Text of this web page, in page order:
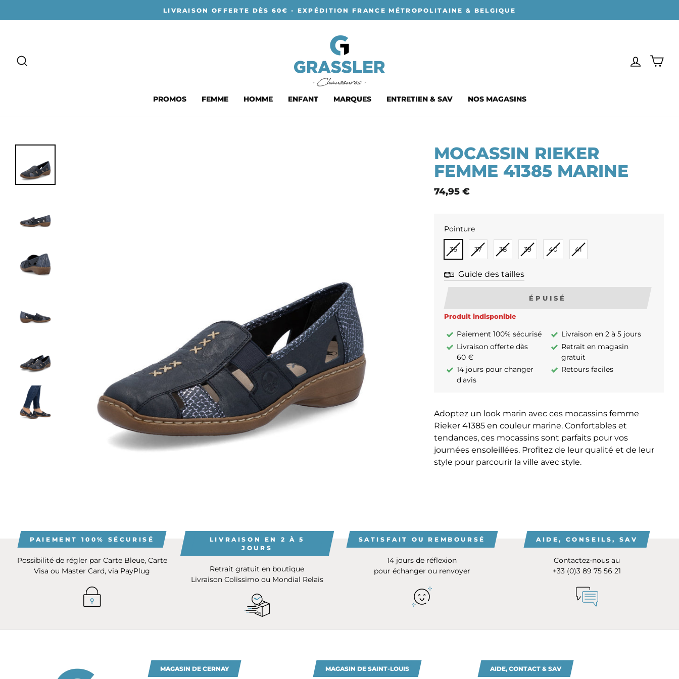
au
LIVRAISON OFFERTE DÈS 60€ - EXPÉDITION FRANCE MÉTROPOLITAINE & BELGIQUE
SE
PROMOS FEMME HOMME ENFANT MARQUES ENTRETIEN & SAV NOS MAGASINS
MOCASSIN RIEKER
FEMME 41385 MARINE
Prix
74,95 €
Pointure
POINTURE
36 37 38 39 40 41
Guide des tailles
ÉPUISÉ
Produit indisponible
Paiement 100% sécurisé
Livraison en 2 à 5 jours
Livraison offerte dès
60 €
Retrait en magasin
gratuit
14 jours pour changer
d'avis
Retours faciles
Adoptez un look marin avec ces mocassins femme
Rieker 41385 en couleur marine. Confortables et
tendances, ces mocassins sont parfaits pour vos
journées ensoleillées. Profitez de leur qualité et de leur
style pour parcourir la ville avec style.
PAIEMENT 100% SÉCURISÉ
Possibilité de régler par Carte Bleue, Carte
Visa ou Master Card, via PayPlug
LIVRAISON EN 2 À 5
JOURS
Retrait gratuit en boutique
Livraison Colissimo ou Mondial Relais
SATISFAIT OU REMBOURSÉ
14 jours de réflexion
pour échanger ou renvoyer
AIDE, CONSEILS, SAV
Contactez-nous au
+33 (0)3 89 75 56 21
MAGASIN DE CERNAY MAGASIN DE SAINT-LOUIS AIDE, CONTACT & SAV